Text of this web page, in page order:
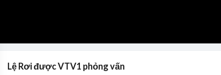
Lệ Rơi được VTV1 phỏng vấn